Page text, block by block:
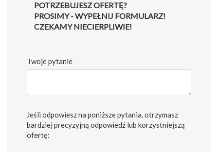
POTRZEBUJESZ OFERTĘ?
PROSIMY - WYPEŁNIJ FORMULARZ!
CZEKAMY NIECIERPLIWIE!
Twoje pytanie
Jeśli odpowiesz na poniższe pytania, otrzymasz
bardziej precyzyjną odpowiedź lub korzystniejszą
ofertę: